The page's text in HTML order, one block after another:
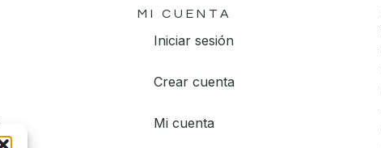
MI CUENTA
Iniciar sesión
Crear cuenta
Mi cuenta